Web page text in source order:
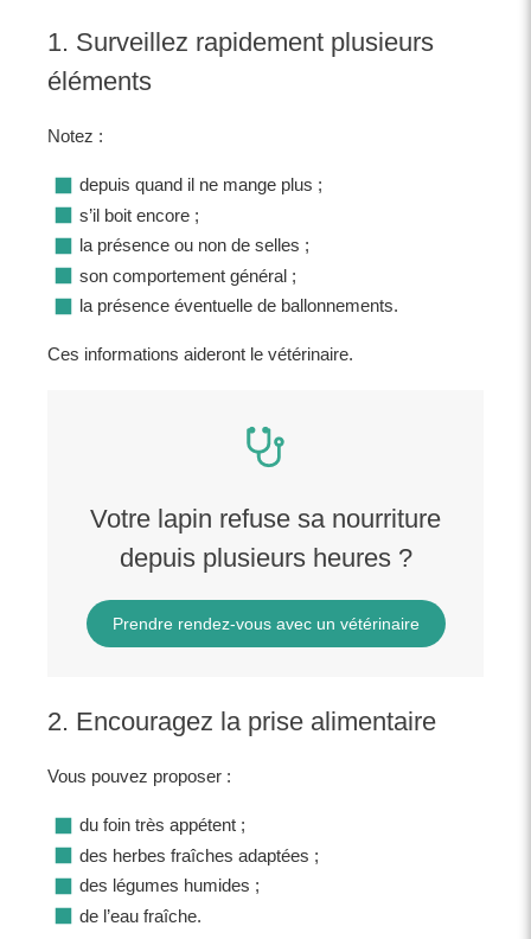
1. Surveillez rapidement plusieurs
éléments
Notez :
depuis quand il ne mange plus ;
s’il boit encore ;
la présence ou non de selles ;
son comportement général ;
la présence éventuelle de ballonnements.
Ces informations aideront le vétérinaire.
Votre lapin refuse sa nourriture
depuis plusieurs heures ?
Prendre rendez-vous avec un vétérinaire
2. Encouragez la prise alimentaire
Vous pouvez proposer :
du foin très appétent ;
des herbes fraîches adaptées ;
des légumes humides ;
de l’eau fraîche.